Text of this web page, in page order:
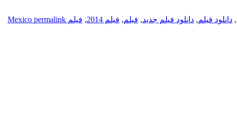
, دانلود فیلم, دانلود فیلم جدید, فیلم, فیلم 2014 , فیلم Mexico permalink